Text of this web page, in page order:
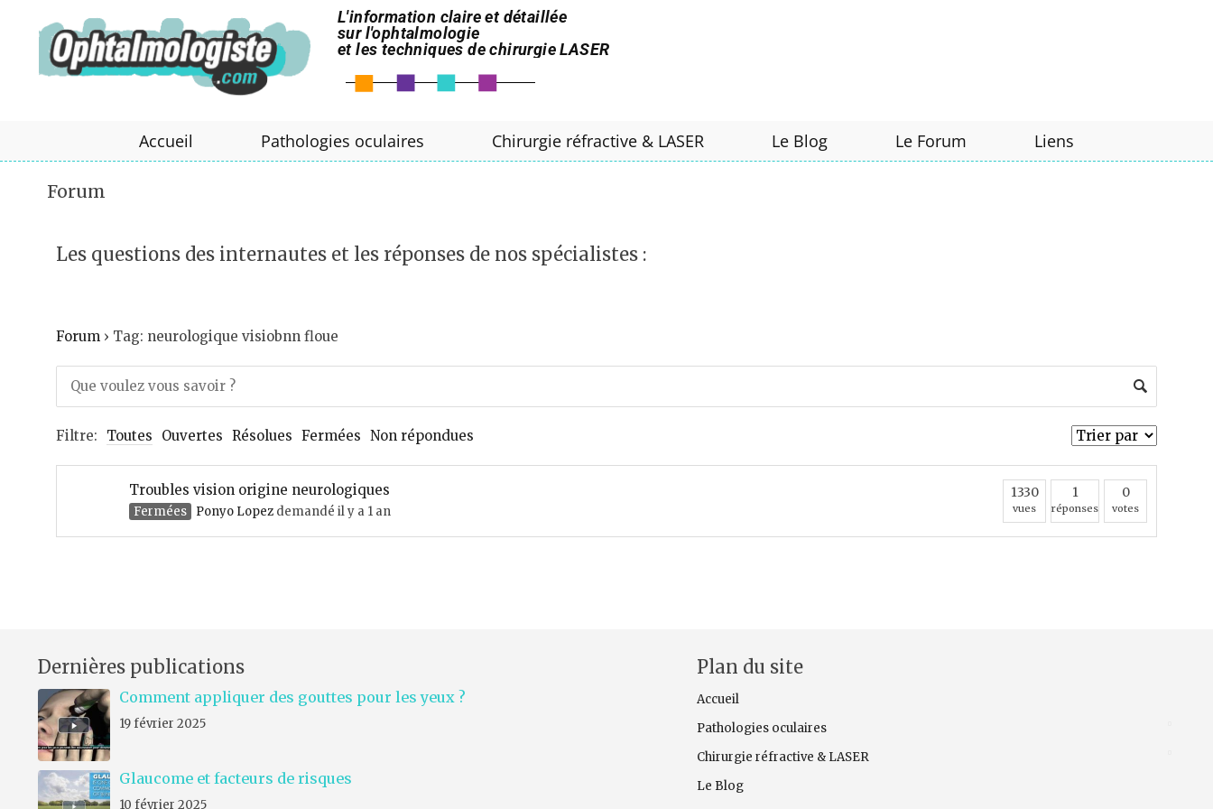
L'information claire et détaillée
sur l'ophtalmologie
et les techniques de chirurgie LASER
Accueil Pathologies oculaires Chirurgie réfractive & LASER Le Blog Le Forum Liens
Forum
Les questions des internautes et les réponses de nos spécialistes :
Forum › Tag: neurologique visiobnn floue
Filtre: Toutes Ouvertes Résolues Fermées Non répondues
Troubles vision origine neurologiques
Fermées Ponyo Lopez demandé il y a 1 an
1330
vues
1
réponses
0
votes
Dernières publications
Comment appliquer des gouttes pour les yeux ?
19 février 2025
Glaucome et facteurs de risques
10 février 2025
Plan du site
Accueil
Pathologies oculaires
Chirurgie réfractive & LASER
Le Blog